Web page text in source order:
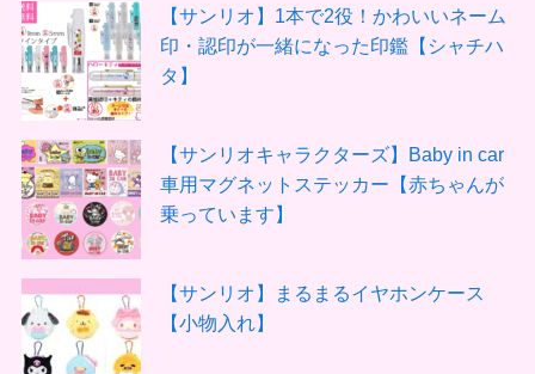
【サンリオ】1本で2役！かわいいネーム
印・認印が一緒になった印鑑【シャチハ
タ】
【サンリオキャラクターズ】Baby in car
車用マグネットステッカー【赤ちゃんが
乗っています】
【サンリオ】まるまるイヤホンケース
【小物入れ】